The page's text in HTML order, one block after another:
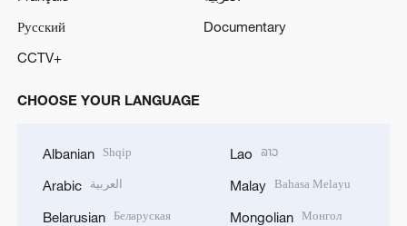
Русский
Documentary
CCTV+
CHOOSE YOUR LANGUAGE
Albanian Shqip
Arabic العربية
Belarusian Беларуская
Lao ລາວ
Malay Bahasa Melayu
Mongolian Монгол